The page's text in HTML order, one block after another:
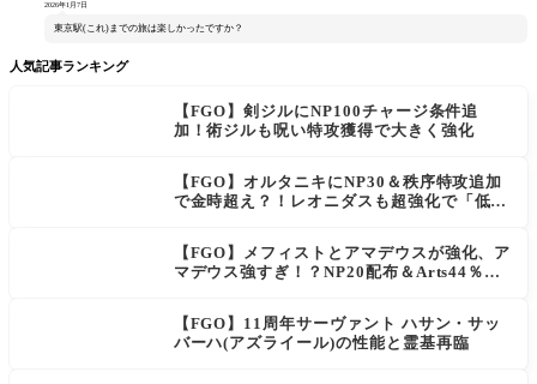
2026年1月7日
東京駅(これ)までの旅は楽しかったですか？
人気記事ランキング
【FGO】剣ジルにNP100チャージ条件追
加！術ジルも呪い特攻獲得で大きく強化
【FGO】オルタニキにNP30＆秩序特攻追加
で金時超え？！レオニダスも超強化で「低レ
【FGO】メフィストとアマデウスが強化、ア
マデウス強すぎ！？NP20配布＆Arts44％強
【FGO】11周年サーヴァント ハサン・サッ
バーハ(アズライール)の性能と霊基再臨